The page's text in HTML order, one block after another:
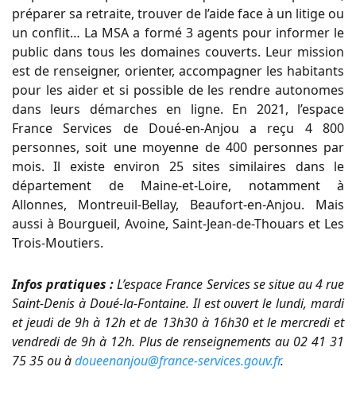
préparer sa retraite, trouver de l’aide face à un litige ou
un conflit… La MSA a formé 3 agents pour informer le
public dans tous les domaines couverts. Leur mission
est de renseigner, orienter, accompagner les habitants
pour les aider et si possible de les rendre autonomes
dans leurs démarches en ligne. En 2021, l’espace
France Services de Doué-en-Anjou a reçu 4 800
personnes, soit une moyenne de 400 personnes par
mois. Il existe environ 25 sites similaires dans le
département de Maine-et-Loire, notamment à
Allonnes, Montreuil-Bellay, Beaufort-en-Anjou. Mais
aussi à Bourgueil, Avoine, Saint-Jean-de-Thouars et Les
Trois-Moutiers.
Infos pratiques :L’espace France Services se situe au 4 rue
Saint-Denis à Doué-la-Fontaine. Il est ouvert le lundi, mardi
et jeudi de 9h à 12h et de 13h30 à 16h30 et le mercredi et
vendredi de 9h à 12h. Plus de renseignements au 02 41 31
75 35 ou àdoueenanjou@france-services.gouv.fr.